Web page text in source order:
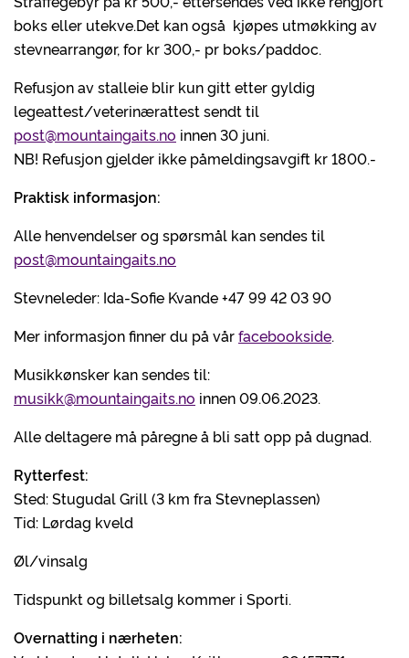
boks eller utekve.Det kan også kjøpes utmøkking av
stevnearrangør, for kr 300,- pr boks/paddoc.
Refusjon av stalleie blir kun gitt etter gyldig
legeattest/veterinærattest sendt til
post@mountaingaits.no innen 30 juni.
NB! Refusjon gjelder ikke påmeldingsavgift kr 1800.-
Praktisk informasjon:
Alle henvendelser og spørsmål kan sendes til
post@mountaingaits.no
Stevneleder: Ida-Sofie Kvande +47 99 42 03 90
Mer informasjon finner du på vårfacebookside.
Musikkønsker kan sendes til:
musikk@mountaingaits.no innen 09.06.2023.
Alle deltagere må påregne å bli satt opp på dugnad.
Rytterfest:
Sted: Stugudal Grill (3 km fra Stevneplassen)
Tid: Lørdag kveld
Øl/vinsalg
Tidspunkt og billetsalg kommer i Sporti.
Overnatting i nærheten: